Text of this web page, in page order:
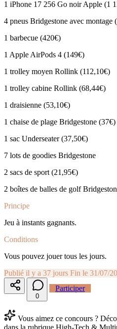
1 iPhone 17 256 Go noir Apple (1
4 pneus Bridgestone avec montage
1 barbecue (420€)
1 Apple AirPods 4 (149€)
1 trolley moyen Rollink (112,10€)
1 trolley cabine Rollink (68,44€)
1 draisienne (53,10€)
1 chaise de plage Bridgestone (37€)
1 sac Underseater (37,50€)
7 lots de goodies Bridgestone
2 sacs de sport (21,95€)
2 boîtes de balles de golf
Principe
Jeu à instants gagnants.
Conditions
Vous pouvez jouer tous les jours.
Publié il y a 37 jours Fin le 31/07/
0
Participer
Vous aimez ce concours ?
dans la rubrique High-Tech &